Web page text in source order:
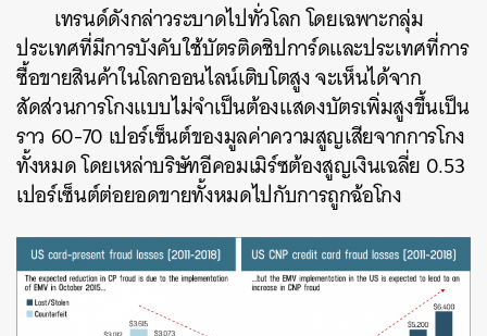
เทรนด์ดังกล่าวระบาดไปทั่วโลก โดยเฉพาะกลุ่ม
ประเทศที่มีการบังคับใช้บัตรติดชิปการ์ดและประเทศที่การ
ซื้อขายสินค้าในโลกออนไลน์เติบโตสูง จะเห็นได้จาก
สัดส่วนการโกงแบบไม่จำเป็นต้องแสดงบัตรเพิ่มสูงขึ้นเป็น
ราว 60-70 เปอร์เซ็นต์ของมูลค่าความสูญเสียจากการโกง
ทั้งหมด โดยเหล่าบริษัทอีคอมเมิร์ซต้องสูญเงินเฉลี่ย 0.53
เปอร์เซ็นต์ต่อยอดขายทั้งหมดไปกับการถูกฉ้อโกง